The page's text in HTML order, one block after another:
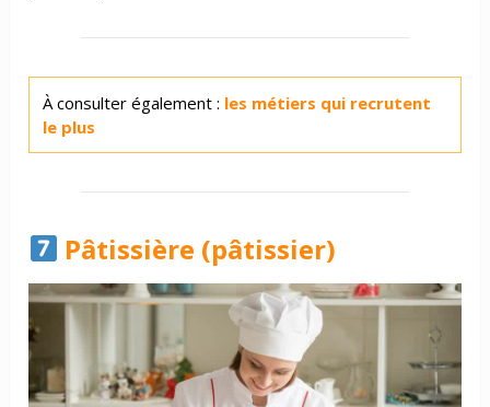
À consulter également : les métiers qui recrutent
le plus
Pâtissière (pâtissier)